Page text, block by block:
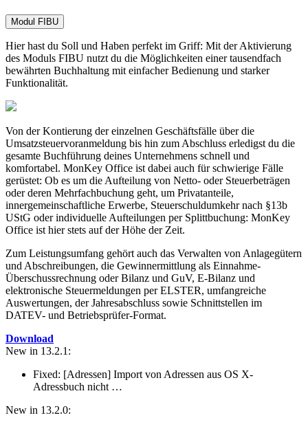
Modul FIBU
Hier hast du Soll und Haben perfekt im Griff: Mit der Aktivierung
des Moduls FIBU nutzt du die Möglichkeiten einer tausendfach
bewährten Buchhaltung mit einfacher Bedienung und starker
Funktionalität.
Von der Kontierung der einzelnen Geschäftsfälle über die
Umsatzsteuervoranmeldung bis hin zum Abschluss erledigst du die
gesamte Buchführung deines Unternehmens schnell und
komfortabel. MonKey Office ist dabei auch für schwierige Fälle
gerüstet: Ob es um die Aufteilung von Netto- oder Steuerbeträgen
oder deren Mehrfachbuchung geht, um Privatanteile,
innergemeinschaftliche Erwerbe, Steuerschuldumkehr nach §13b
UStG oder individuelle Aufteilungen per Splittbuchung: MonKey
Office ist hier stets auf der Höhe der Zeit.
Zum Leistungsumfang gehört auch das Verwalten von Anlagegütern
und Abschreibungen, die Gewinnermittlung als Einnahme-
Überschussrechnung oder Bilanz und GuV, E-Bilanz und
elektronische Steuermeldungen per ELSTER, umfangreiche
Auswertungen, der Jahresabschluss sowie Schnittstellen im
DATEV- und Betriebsprüfer-Format.
Download
New in 13.2.1:
Fixed: [Adressen] Import von Adressen aus OS X-
Adressbuch nicht …
New in 13.2.0: